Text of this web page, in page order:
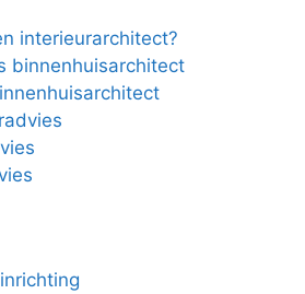
interieurarchitect?
binnenhuisarchitect